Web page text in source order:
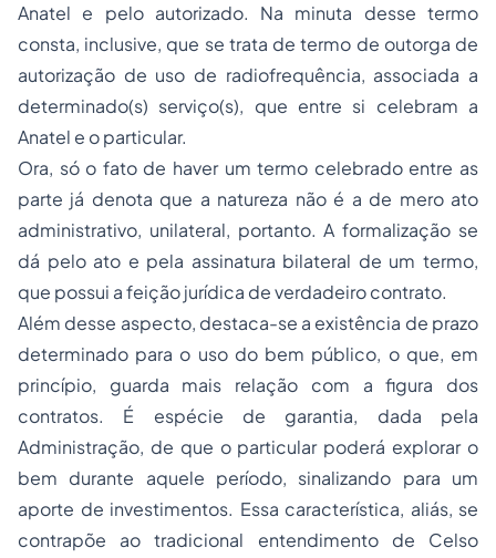
Anatel e pelo autorizado. Na minuta desse termo
consta, inclusive, que se trata de termo de outorga de
autorização de uso de radiofrequência, associada a
determinado(s) serviço(s), que entre si celebram a
Anatel e o particular.
Ora, só o fato de haver um termo celebrado entre as
parte já denota que a natureza não é a de mero ato
administrativo, unilateral, portanto. A formalização se
dá pelo ato e pela assinatura bilateral de um termo,
que possui a feição jurídica de verdadeiro contrato.
Além desse aspecto, destaca-se a existência de prazo
determinado para o uso do bem público, o que, em
princípio, guarda mais relação com a figura dos
contratos. É espécie de garantia, dada pela
Administração, de que o particular poderá explorar o
bem durante aquele período, sinalizando para um
aporte de investimentos. Essa característica, aliás, se
contrapõe ao tradicional entendimento de Celso